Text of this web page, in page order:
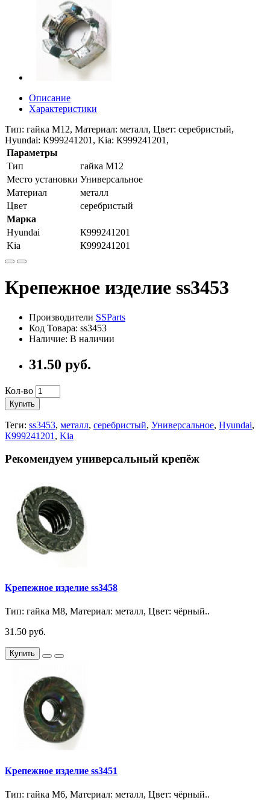
Описание
Характеристики
Тип: гайка М12, Материал: металл, Цвет: серебристый,
Hyundai: К999241201, Kia: К999241201,
Параметры
Тип
гайка М12
Место установки Универсальное
Материал
металл
Цвет
серебристый
Марка
Hyundai
К999241201
Kia
К999241201
Крепежное изделие ss3453
Производители SSParts
Код Товара: ss3453
Наличие: В наличии
31.50 руб.
Кол-во
Купить
Теги: ss3453, металл, серебристый, Универсальное, Hyundai,
К999241201 , Kia
Рекомендуем универсальный крепёж
Крепежное изделие ss3458
Тип: гайка М8, Материал: металл, Цвет: чёрный..
31.50 руб.
Купить
Крепежное изделие ss3451
Тип: гайка М6, Материал: металл, Цвет: чёрный..